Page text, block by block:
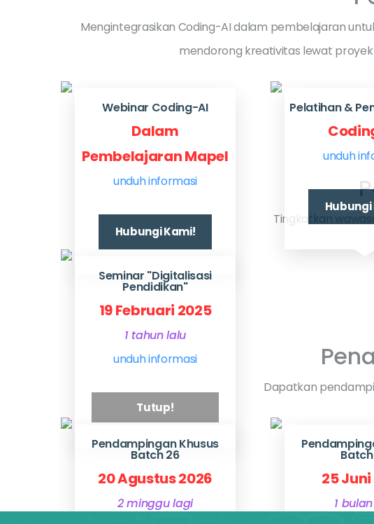
Mengintegrasikan Coding-AI dalam pembelajaran
mendorong kreativitas lewat
Webinar Coding-AI
Dalam
Pembelajaran Mapel
unduh informasi
Hubungi Kami!
Pelatihan &
unduh
Hubungi
Tingkatkan
Seminar "Digitalisasi
Pendidikan"
19 Februari 2025
1 tahun lalu
unduh informasi
Tutup!
Dapatkan
Pendampingan Khusus
Batch 26
20 Agustus 2026
2 minggu lagi
25
1